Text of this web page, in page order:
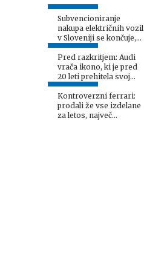
Subvencioniranje
nakupa električnih vozil
v Sloveniji se končuje,
kaj sledi?
Pred razkritjem: Audi
vrača ikono, ki je pred
20 leti prehitela svoj
čas
Kontroverzni ferrari:
prodali že vse izdelane
za letos, največ